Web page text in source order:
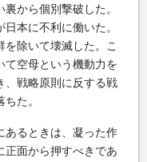
から個別撃破した。
本に不利に働いた。
を除いて壊滅した。こ
て空母という機動力を
、戦略原則に反する戦
た。
るときは、凝った作
正面から押すべきであ